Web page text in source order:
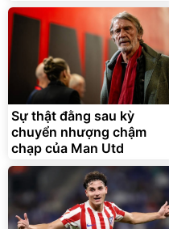
Sự thật đằng sau kỳ
chuyển nhượng chậm
chạp của Man Utd